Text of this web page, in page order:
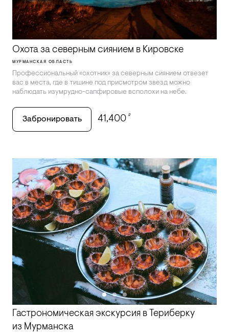
Охота за северным сиянием в Кировске
МУРМАНСКАЯ ОБЛАСТЬ
Профессиональный «охотник» за северным сиянием отвезет
вас в места, где в тишине под присмотром звезд можно
наблюдать изумрудно-сапфировые всполохи на небе.
Забронировать 41,400 ₽
Гастрономическая экскурсия в Териберку
из Мурманска